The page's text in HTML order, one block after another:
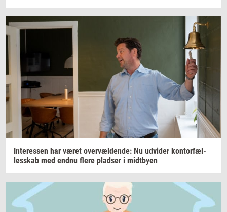
In­ter­es­sen har været over­væl­den­de: Nu ud­vi­der kon­tor­fæl­
les­skab med endnu flere plad­ser i midt­by­en